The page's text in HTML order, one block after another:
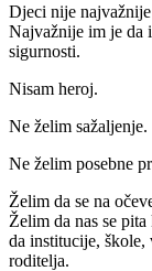
Djeci nije
Najvažnije im je da
sigurnosti.
Nisam heroj.
Ne želim sažaljenje.
Ne želim posebne
Želim da se na
Želim da nas se
da institucije,
roditelja.